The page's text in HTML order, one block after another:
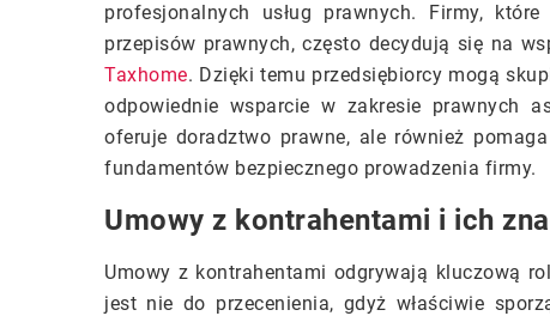
profesjonalnych usług prawnych. Firmy,
przepisów prawnych, często decydują się na
Taxhome. Dzięki temu przedsiębiorcy mogą
odpowiednie wsparcie w zakresie prawnych
oferuje doradztwo prawne, ale również
fundamentów bezpiecznego prowadzenia firmy.
Umowy z kontrahentami i ich
Umowy z kontrahentami odgrywają kluczową
jest nie do przecenienia, gdyż właściwie